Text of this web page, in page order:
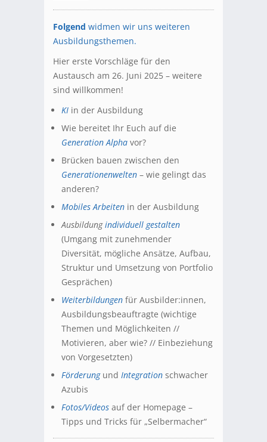
Folgend widmen wir uns weiteren
Ausbildungsthemen.
Hier erste Vorschläge für den
Austausch am 26. Juni 2025 – weitere
sind willkommen!
KI in der Ausbildung
Wie bereitet Ihr Euch auf die
Generation Alpha vor?
Brücken bauen zwischen den
Generationenwelten – wie gelingt das
anderen?
Mobiles Arbeiten in der Ausbildung
Ausbildungindividuell gestalten
(Umgang mit zunehmender
Diversität, mögliche Ansätze, Aufbau,
Struktur und Umsetzung von Portfolio
Gesprächen)
Weiterbildungen für Ausbilder:innen,
Ausbildungsbeauftragte (wichtige
Themen und Möglichkeiten //
Motivieren, aber wie? // Einbeziehung
von Vorgesetzten)
Förderung und Integration schwacher
Azubis
Fotos/Videos auf der Homepage –
Tipps und Tricks für „Selbermacher“